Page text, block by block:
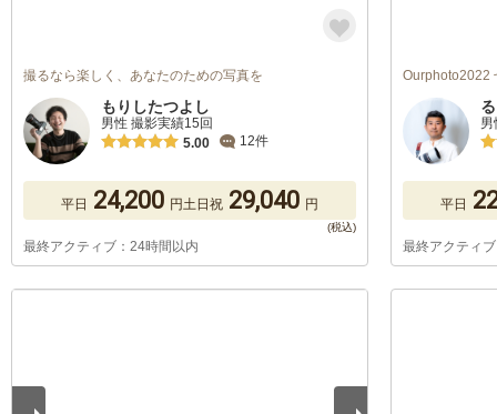
撮るなら楽しく、あなたのための写真を
もりしたつよし
男性 撮影実績15回
5.00
12件
平日 24,200 円土日祝 29,040 円
最終アクティブ：24時間以内
Ourphoto2022
平日
最終アクティ